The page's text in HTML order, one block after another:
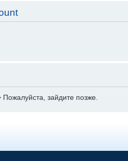
зайдите позже.